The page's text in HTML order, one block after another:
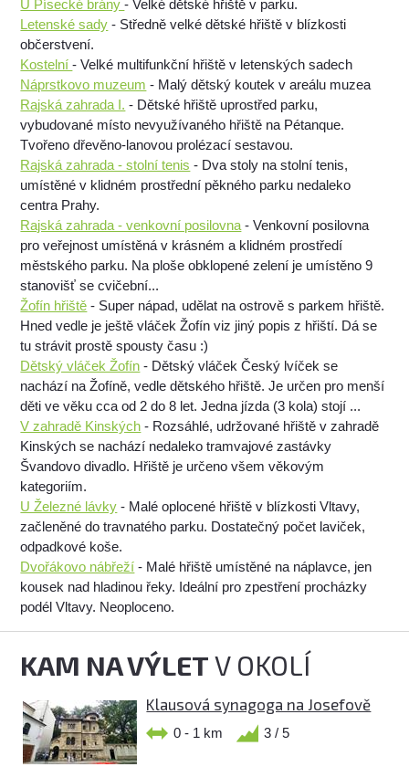
U Písecké brány- Velké dětské hřiště v parku.
Letenské sady - Středně velké dětské hřiště v blízkosti
občerstvení.
Kostelní- Velké multifunkční hřiště v letenských sadech
Náprstkovo muzeum - Malý dětský koutek v areálu muzea
Rajská zahrada I. - Dětské hřiště uprostřed parku,
vybudované místo nevyužívaného hřiště na Pétanque.
Tvořeno dřevěno-lanovou prolézací sestavou.
Rajská zahrada - stolní tenis - Dva stoly na stolní tenis,
umístěné v klidném prostřední pěkného parku nedaleko
centra Prahy.
Rajská zahrada - venkovní posilovna - Venkovní posilovna
pro veřejnost umístěná v krásném a klidném prostředí
městského parku. Na ploše obklopené zelení je umístěno 9
stanovišť se cvičební...
Žofín hřiště - Super nápad, udělat na ostrově s parkem hřiště.
Hned vedle je ještě vláček Žofín viz jiný popis z hřiští. Dá se
tu strávit prostě spousty času :)
Dětský vláček Žofín - Dětský vláček Český lvíček se
nachází na Žofíně, vedle dětského hřiště. Je určen pro menší
děti ve věku cca od 2 do 8 let. Jedna jízda (3 kola) stojí ...
V zahradě Kinských - Rozsáhlé, udržované hřiště v zahradě
Kinských se nachází nedaleko tramvajové zastávky
Švandovo divadlo. Hřiště je určeno všem věkovým
kategoriím.
U Železné lávky - Malé oplocené hřiště v blízkosti Vltavy,
začleněné do travnatého parku. Dostatečný počet laviček,
odpadkové koše.
Dvořákovo nábřeží - Malé hřiště umístěné na náplavce, jen
kousek nad hladinou řeky. Ideální pro zpestření procházky
podél Vltavy. Neoploceno.
KAM NA VÝLETV OKOLÍ
Klausová synagoga na Josefově
0 - 1 km 3 / 5